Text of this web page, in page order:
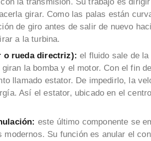
la transmisión. Su trabajo es
girar. Como las palas están
de giro antes de salir de nuevo
a la turbina.
o rueda directriz):el fluido sale de
la bomba y el motor. Con el fin
llamado estator. De impedirlo, la
Así el estator, ubicado en el
este último componente se
modernos. Su función es anular el